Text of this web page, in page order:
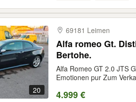
20
69181 Leimen
Alfa romeo Gt.
Bertohe.
Alfa Romeo GT 2.0 JTS
Emotionen pur Zum
4.999 €